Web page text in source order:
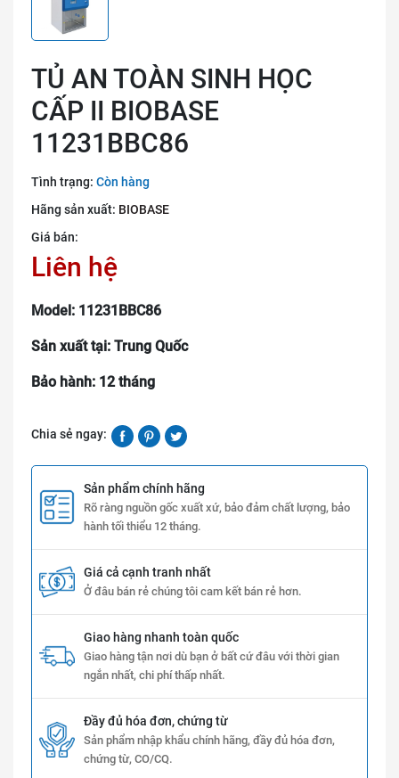
TỦ AN TOÀN SINH HỌC
CẤP II BIOBASE
11231BBC86
Tình trạng: Còn hàng
Hãng sản xuất: BIOBASE
Giá bán:
Liên hệ
Model: 11231BBC86
Sản xuất tại: Trung Quốc
Bảo hành: 12 tháng
Chia sẻ ngay:
Sản phẩm chính hãng
Rõ ràng nguồn gốc xuất xứ, bảo đảm chất lượng, bảo
hành tối thiểu 12 tháng.
Giá cả cạnh tranh nhất
Ở đâu bán rẻ chúng tôi cam kết bán rẻ hơn.
Giao hàng nhanh toàn quốc
Giao hàng tận nơi dù bạn ở bất cứ đâu với thời gian
ngắn nhất, chi phí thấp nhất.
Đầy đủ hóa đơn, chứng từ
Sản phẩm nhập khẩu chính hãng, đầy đủ hóa đơn,
chứng từ, CO/CQ.